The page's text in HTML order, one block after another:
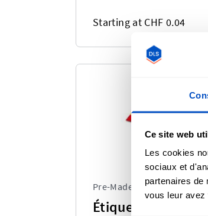
Ce site web
Les cookies
sociaux et
partenaires de
vous leur
Starting at CHF 0.04
Pre-Made Label
Étiquettes